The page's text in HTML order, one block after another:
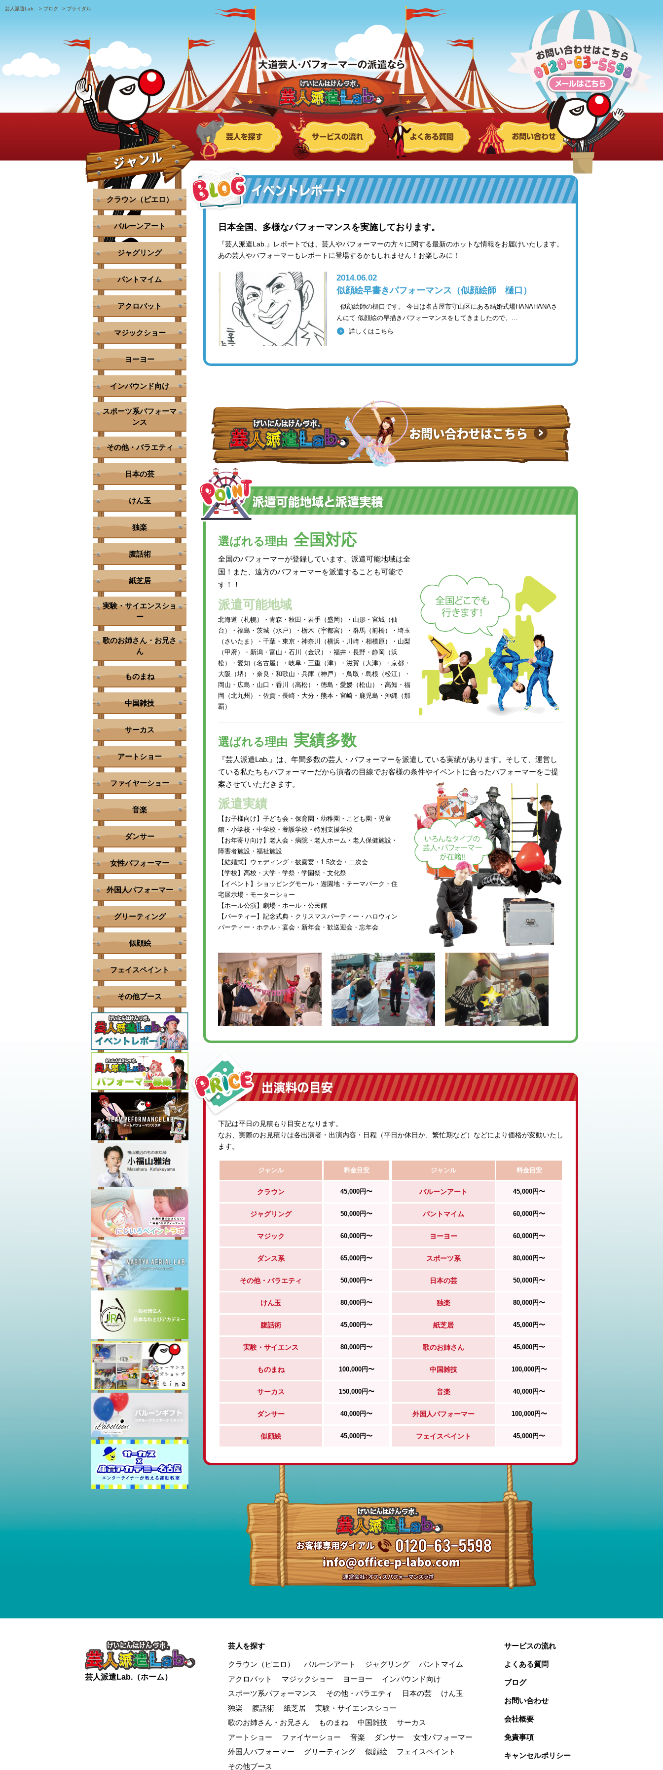
芸人派遣Lab. > ブログ > ブライダル
日本全国、多様なパフォーマンスを実施しております。
『芸人派遣Lab.』レポートでは、芸人やパフォーマーの方々に関する最新のホットな情報をお届けいたします。
あの芸人やパフォーマーもレポートに登場するかもしれません！お楽しみに！
2014.06.02
似顔絵早書きパフォーマンス（似顔絵師 樋口）
似顔絵師の樋口です。 今日は名古屋市守山区にある結婚式場HANAHANAさ
んにて 似顔絵の早描きパフォーマンスをしてきましたので、…
詳しくはこちら
選ばれる理由 全国対応
全国のパフォーマーが登録しています。派遣可能地域は全
国！また、遠方のパフォーマーを派遣することも可能で
す！！
派遣可能地域
北海道（札幌）・青森・秋田・岩手（盛岡）・山形・宮城（仙
台）・福島・茨城（水戸）・栃木（宇都宮）・群馬（前橋）・埼玉
（さいたま）・千葉・東京・神奈川（横浜・川崎・相模原）・山梨
（甲府）・新潟・富山・石川（金沢）・福井・長野・静岡（浜
松）・愛知（名古屋）・岐阜・三重（津）・滋賀（大津）・京都・
大阪（堺）・奈良・和歌山・兵庫（神戸）・鳥取・島根（松江）・
岡山・広島・山口・香川（高松）・徳島・愛媛（松山）・高知・福
岡（北九州）・佐賀・長崎・大分・熊本・宮崎・鹿児島・沖縄（那
覇）
選ばれる理由 実績多数
『芸人派遣Lab.』は、年間多数の芸人・パフォーマーを派遣している実績があります。そして、運営し
ている私たちもパフォーマーだから演者の目線でお客様の条件やイベントに合ったパフォーマーをご提
案させていただきます。
派遣実績
【お子様向け】子ども会・保育園・幼稚園・こども園・児童
館・小学校・中学校・養護学校・特別支援学校
【お年寄り向け】老人会・病院・老人ホーム・老人保健施設・
障害者施設・福祉施設
【結婚式】ウェディング・披露宴・1.5次会・二次会
【学校】高校・大学・学祭・学園祭・文化祭
【イベント】ショッピングモール・遊園地・テーマパーク・住
宅展示場・モーターショー
【ホール公演】劇場・ホール・公民館
【パーティー】記念式典・クリスマスパーティー・ハロウィン
パーティー・ホテル・宴会・新年会・歓送迎会・忘年会
下記は平日の見積もり目安となります。
なお、実際のお見積りは各出演者・出演内容・日程（平日か休日か、繁忙期など）などにより価格が変動いたし
ます。
ジャンル 料金目安
クラウン 45,000円〜
ジャグリング 50,000円〜
マジック 60,000円〜
ダンス系 65,000円〜
その他・バラエティ 50,000円〜
けん玉 80,000円〜
腹話術 45,000円〜
実験・サイエンス 80,000円〜
ものまね 100,000円〜
サーカス 150,000円〜
ダンサー 40,000円〜
似顔絵 45,000円〜
ジャンル 料金目安
バルーンアート 45,000円〜
パントマイム 60,000円〜
ヨーヨー 60,000円〜
スポーツ系 80,000円〜
日本の芸 50,000円〜
独楽 80,000円〜
紙芝居 45,000円〜
歌のお姉さん 45,000円〜
中国雑技 100,000円〜
音楽 40,000円〜
外国人パフォーマー 100,000円〜
フェイスペイント 45,000円〜
クラウン（ピエロ）
バルーンアート
ジャグリング
パントマイム
アクロバット
マジックショー
ヨーヨー
インバウンド向け
スポーツ系パフォーマ
ンス
その他・バラエティ
日本の芸
けん玉
独楽
腹話術
紙芝居
実験・サイエンスショ
ー
歌のお姉さん・お兄さ
ん
ものまね
中国雑技
サーカス
アートショー
ファイヤーショー
音楽
ダンサー
女性パフォーマー
外国人パフォーマー
グリーティング
似顔絵
フェイスペイント
その他ブース
芸人派遣Lab.（ホーム）
芸人を探す
クラウン（ピエロ） バルーンアート ジャグリング
パントマイム
アクロバット
マジックショー ヨーヨー
インバウンド向け
スポーツ系パフォーマンス
その他・バラエティ 日本の芸
けん玉
独楽
腹話術 紙芝居
実験・サイエンスショー
歌のお姉さん・お兄さん
ものまね 中国雑技
サーカス
アートショー
ファイヤーショー 音楽 ダンサー
女性パフォーマー
外国人パフォーマー
グリーティング 似顔絵
フェイスペイント
その他ブース
サービスの流れ
よくある質問
ブログ
お問い合わせ
会社概要
免責事項
キャンセルポリシー